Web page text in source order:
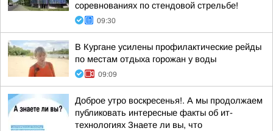
соревнованиях по стендовой стрельбе!
09:30
В Кургане усилены профилактические рейды
по местам отдыха горожан у воды
09:09
Доброе утро воскресенья!. А мы продолжаем
публиковать интересные факты об ит-
технологиях Знаете ли вы, что